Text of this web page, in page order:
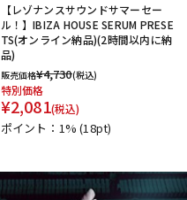
【レゾナンスサウンドサマーセー
ル！】IBIZA HOUSE SERUM PRESE
TS(オンライン納品)(2時間以内に納
品)
販売価格¥4,730(税込)
特別価格
¥2,081(税込)
ポイント：1%(18pt)